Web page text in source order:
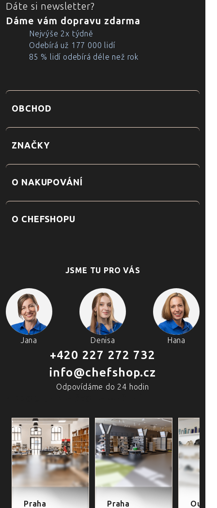
Dáte si newsletter?
Dáme vám dopravu zdarma
Nejvýše 2x týdně
Odebírá už 177 000 lidí
85 % lidí odebírá déle než rok
OBCHOD
ZNAČKY
O NAKUPOVÁNÍ
O CHEFSHOPU
JSME TU PRO VÁS
Jana Denisa Hana
+420 227 272 732
info@chefshop.cz
Odpovídáme do 24 hodin
Praha Praha